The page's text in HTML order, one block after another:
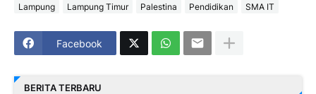
Lampung
Lampung Timur Palestina Pendidikan SMA IT
Facebook
BERITA TERBARU